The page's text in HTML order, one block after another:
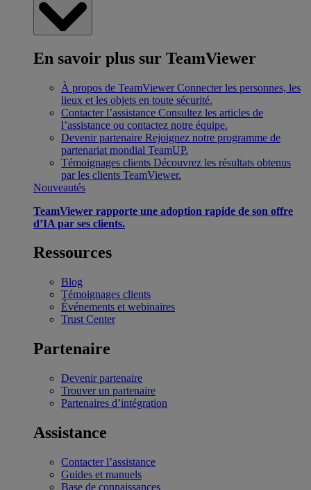
En savoir plus sur TeamViewer
À propos de TeamViewer Connecter les personnes, les
lieux et les objets en toute sécurité.
Contacter l’assistance Consultez les articles de
l’assistance ou contactez notre équipe.
Devenir partenaire Rejoignez notre programme de
partenariat mondial TeamUP.
Témoignages clients Découvrez les résultats obtenus
par les clients TeamViewer.
Nouveautés
TeamViewer rapporte une adoption rapide de son offre
d’IA par ses clients.
Ressources
Blog
Témoignages clients
Événements et webinaires
Trust Center
Partenaire
Devenir partenaire
Trouver un partenaire
Partenaires d’intégration
Assistance
Contacter l’assistance
Guides et manuels
Base de connaissances